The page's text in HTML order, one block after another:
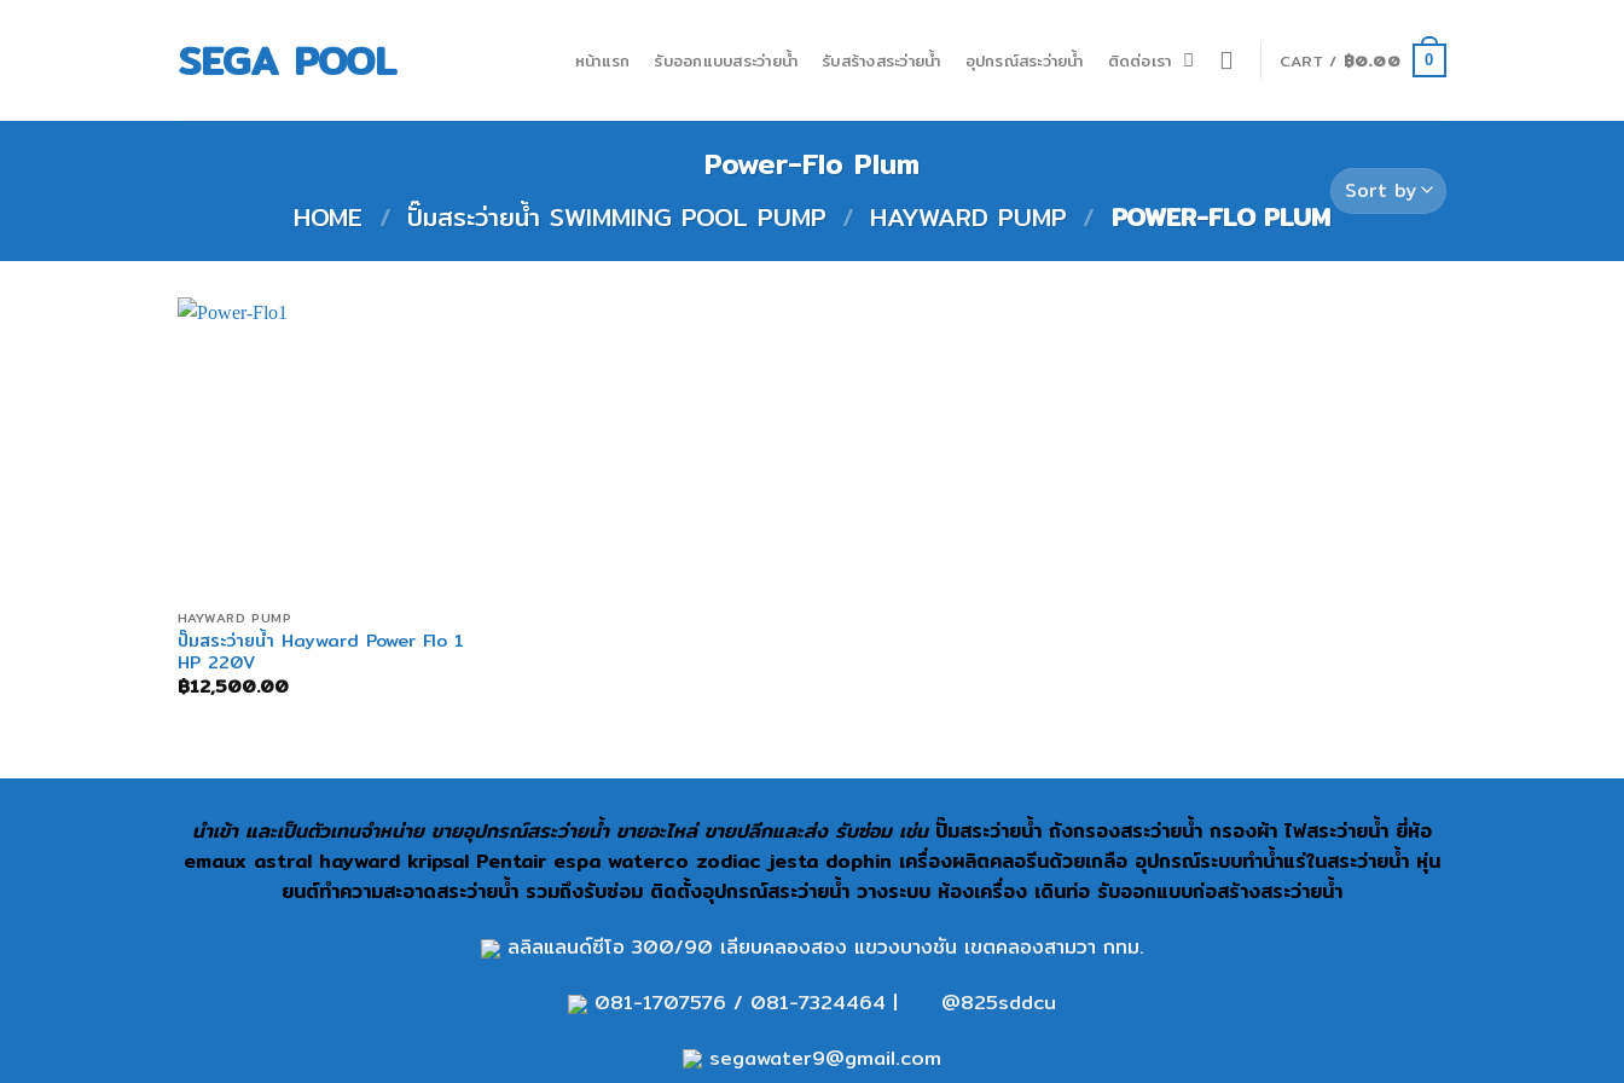
SEGA POOL หน้าแรก รับออกแบบสระว่ายน้ำ รับสร้างสระว่ายน้ำ อุปกรณ์สระว่ายน้ำ ติดต่อเรา CART / ฿0.00 0
Power-Flo Plum
HOME / ปั๊มสระว่ายน้ำ SWIMMING POOL PUMP / HAYWARD PUMP / POWER-FLO PLUM
HAYWARD PUMP
ปั๊มสระว่ายน้ำ Hayward Power Flo 1
HP 220V
฿12,500.00
นำเข้า และเป็นตัวเทนจำหน่าย ขายอุปกรณ์สระว่ายน้ำ ขายอะไหล่ ขายปลีกและส่ง รับซ่อม เช่น ปั๊มสระว่ายน้ำ ถังกรองสระว่ายน้ำ กรองผ้า ไฟสระว่ายน้ำ ยี่ห้อ
emaux astral hayward kripsal Pentair espa waterco zodiac jesta dophin เครื่องผลิตคลอรีนด้วยเกลือ อุปกรณ์ระบบทำน้ำแร่ในสระว่ายน้ำ หุ่น
ยนต์ทำความสะอาดสระว่ายน้ำ รวมถึงรับซ่อม ติดตั้งอุปกรณ์สระว่ายน้ำ วางระบบ ห้องเครื่อง เดินท่อ รับออกแบบก่อสร้างสระว่ายน้ำ
ลลิลแลนด์ซีโอ 300/90 เลียบคลองสอง แขวงบางชัน เขตคลองสามวา กทม.
081-1707576 / 081-7324464 |
@825sddcu
segawater9@gmail.com